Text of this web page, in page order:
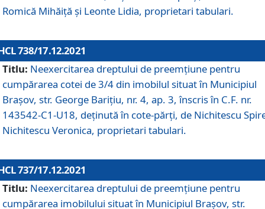
Romică Mihăiță și Leonte Lidia, proprietari tabulari.
738/17.12.2021
Titlu: Neexercitarea dreptului de preemţiune pentru
cumpărarea cotei de 3/4 din imobilul situat în Municipiul
Braşov, str. George Barițiu, nr. 4, ap. 3, înscris în C.F. nr.
143542-C1-U18, deținută în cote-părți, de Nichitescu
Nichitescu Veronica, proprietari tabulari.
737/17.12.2021
Titlu: Neexercitarea dreptului de preemţiune pentru
cumpărarea imobilului situat în Municipiul Braşov, str.